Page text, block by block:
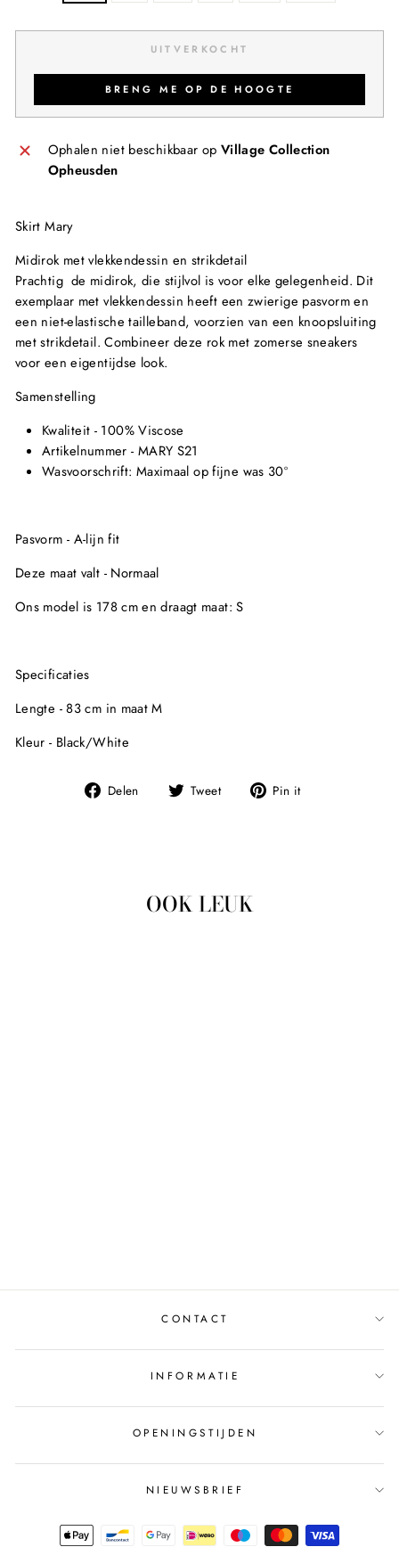
UITVERKOCHT
BRENG ME OP DE HOOGTE
Ophalen niet beschikbaar op Village Collection
Opheusden
Skirt Mary
Midirok met vlekkendessin en strikdetail
Prachtig de midirok, die stijlvol is voor elke gelegenheid. Dit
exemplaar met vlekkendessin heeft een zwierige pasvorm en
een niet-elastische tailleband, voorzien van een knoopsluiting
met strikdetail. Combineer deze rok met zomerse sneakers
voor een eigentijdse look.
Samenstelling
Kwaliteit - 100% Viscose
Artikelnummer - MARY S21
Wasvoorschrift: Maximaal op fijne was 30º
Pasvorm - A-lijn fit
Deze maat valt - Normaal
Ons model is 178 cm en draagt maat: S
Specificaties
Lengte - 83 cm in maat M
Kleur - Black/White
Delen
Deel
Tweet
Tweet Pin it
OOK LEUK
CONTACT
INFORMATIE
OPENINGSTIJDEN
NIEUWSBRIEF